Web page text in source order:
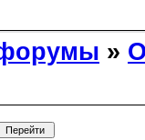
»